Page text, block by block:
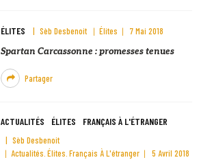
ÉLITES Sèb Desbenoit Élites
7 Mai 2018
Spartan Carcassonne : promesses tenues
Partager
ACTUALITÉS ÉLITES FRANÇAIS À L'ÉTRANGER
Sèb Desbenoit
Actualités Élites Français À L'étranger
5 Avril 2018